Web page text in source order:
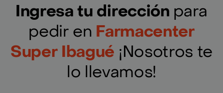
Ingresa tu dirección para
pedir en Farmacenter
Super Ibagué ¡Nosotros te
lo llevamos!